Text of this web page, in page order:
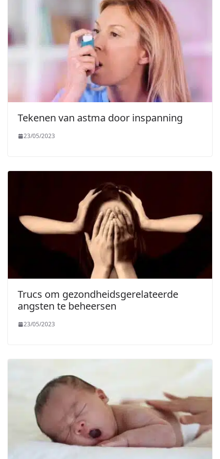
Tekenen van astma door inspanning
23/05/2023
Trucs om gezondheidsgerelateerde
angsten te beheersen
23/05/2023